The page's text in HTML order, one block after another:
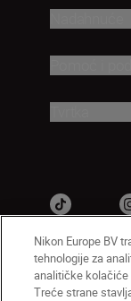
HR
Nikon Europe BV
tehnologije za
analitičke
Treće strane